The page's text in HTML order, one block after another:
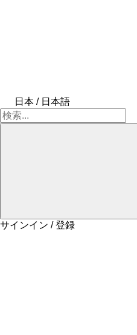
日本 / 日本語
サインイン / 登録